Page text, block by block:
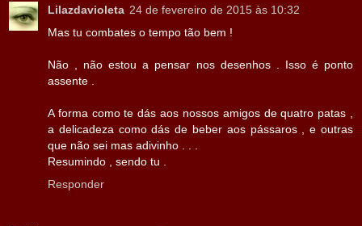
Lilazdavioleta 24 de fevereiro de 2015 às 10:32
Mas tu combates o tempo tão bem !
Não , não estou a pensar nos desenhos . Isso é ponto
assente .
A forma como te dás aos nossos amigos de quatro patas ,
a delicadeza como dás de beber aos pássaros , e outras
que não sei mas adivinho . . .
Resumindo , sendo tu .
Responder